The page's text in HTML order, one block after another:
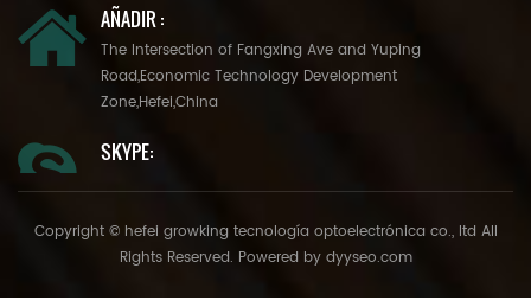
AÑADIR :
The Intersection of Fangxing Ave and Yuping
Road,Economic Technology Development
Zone,Hefei,China
SKYPE:
Copyright © hefei growking tecnología optoelectrónica co., ltd All
Rights Reserved. Powered by dyyseo.com